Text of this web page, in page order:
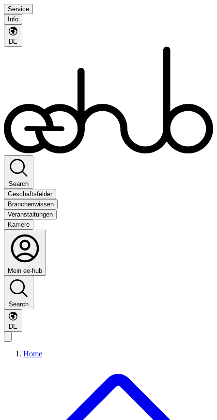
Service
Info
DE
Search
Geschäftsfelder
Branchenwissen
Veranstaltungen
Karriere
Mein ee-hub
Search
DE
Home